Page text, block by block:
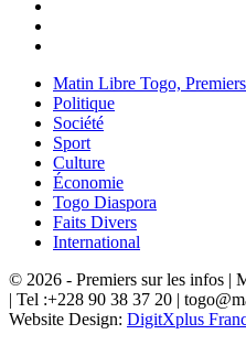
Matin Libre Togo,
Politique
Société
Sport
Culture
Économie
Togo Diaspora
Faits Divers
International
© 2026 - Premiers sur les infos |
| Tel :+228 90 38 37 20 |
Website Design: DigitXplus